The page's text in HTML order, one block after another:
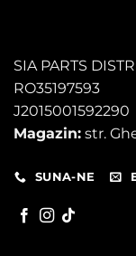
SIA PARTS
RO35197593
J2015001592290
Magazin: str.
SUNA-NE